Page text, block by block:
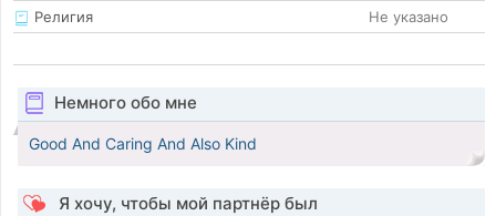
Религия
Не указано
Немного обо мне
Good And Caring And Also Kind
Я хочу, чтобы мой партнёр был